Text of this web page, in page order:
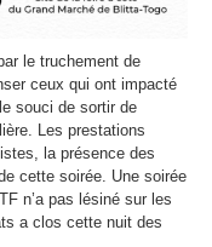
le truchement de
ceux qui ont impacté
souci de sortir de
Les prestations
la présence des
cette soirée. Une soirée
n’a pas lésiné sur les
a clos cette nuit des